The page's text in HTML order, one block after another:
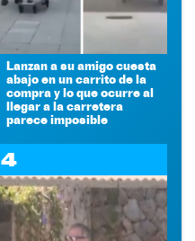
Lanzan a su amigo cuesta
abajo en un carrito de la
compra y lo que ocurre al
llegar a la carretera
parece imposible
4